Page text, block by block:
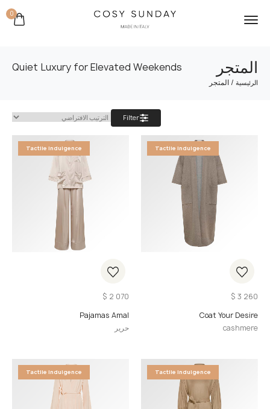
0
المتجر Quiet Luxury for Elevated Weekends
الرئيسية / المتجر
Filter
Tactile Indulgence
$ 3 260
Coat Your Desire
cashmere
Tactile Indulgence
$ 2 070
Pajamas Amal
حرير
Tactile Indulgence
Tactile Indulgence